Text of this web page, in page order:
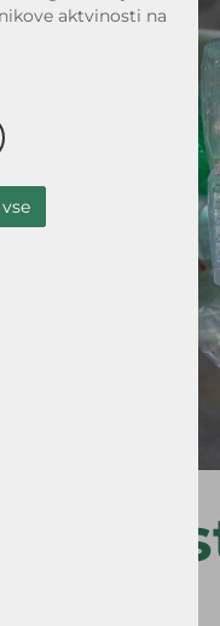
-
aktvinosti na